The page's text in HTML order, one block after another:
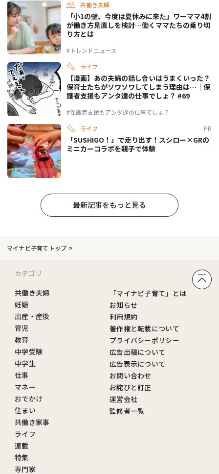
共働き夫婦
#トレンドニュース
「小1の壁、今度は夏休みに来た」ワーママ4割
が働き方見直しを検討…働くママたちの乗り切
り方とは
ライフ
#保護者支援もアンタ達の仕事でしょ？
【漫画】あの夫婦の話し合いはうまくいった？
保育士たちがソワソワしてしまう理由は…｜保
護者支援もアンタ達の仕事でしょ？ #69
ライフ PR
「SUSHIGO！」で走り出す！スシロー×GRの
ミニカーコラボを親子で体験
最新記事をもっと見る
マイナビ子育てトップ
カテゴリ
共働き夫婦
妊娠
出産・産後
育児
教育
中学受験
中学生
仕事
マネー
おでかけ
住まい
共働き家事
ライフ
連載
特集
専門家
「マイナビ子育て」とは
お知らせ
利用規約
著作権と転載について
プライバシーポリシー
広告出稿について
広告表示について
お問い合わせ
お詫びと訂正
運営会社
監修者一覧